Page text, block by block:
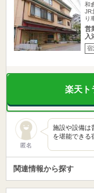
和
JR
り
営
入
宿
楽天ト
匿名
施設や設備は
を堪能できる
関連情報から探す